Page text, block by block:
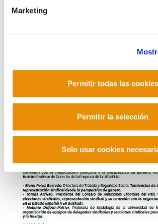
Marketing
Permitir todas las cookies
Permitir la selección
Solo usar cookies